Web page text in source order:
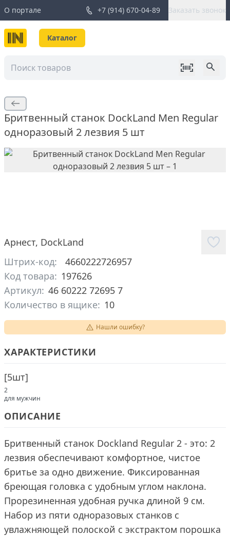
О портале +7 (914) 670-04-89 Заказать звонок
Каталог
Бритвенный станок DockLand Men Regular
одноразовый 2 лезвия 5 шт
Арнест, DockLand
Штрих-код:
4660222726957
Код товара: 197626
Артикул: 46 60222 72695 7
Количество в ящике: 10
Нашли ошибку?
ХАРАКТЕРИСТИКИ
[5шт]
2
для мужчин
ОПИСАНИЕ
Бритвенный станок Dockland Regular 2 - это: 2
лезвия обеспечивают комфортное, чистое
бритье за одно движение. Фиксированная
бреющая головка с удобным углом наклона.
Прорезиненная удобная ручка длиной 9 см.
Набор из пяти одноразовых станков с
увлажняющей полоской с экстрактом порошка